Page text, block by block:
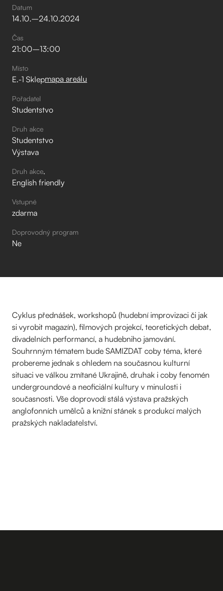
Datum
14.10.–⁠24.10.2024
Čas
21:00–⁠13:00
Místo
E.-1 Sklepmapa areálu
Pořadatel
Studentstvo
Druh akce
Studentstvo
Výstava
Druh akce
English friendly
Vstupné
zdarma
Doprovodný program
Ne
Cyklus přednášek, workshopů (hudební improvizaci či jak
si vyrobit magazín), filmových projekcí, teoretických debat,
divadelních performancí, a hudebniho jamování.
Souhrnným tématem bude SAMIZDAT coby téma, které
probereme jednak s ohledem na současnou kulturní
situaci ve válkou zmítané Ukrajině, druhak i coby fenomén
undergroundové a neoficiální kultury v minulosti i
současnosti. Vše doprovodí stálá výstava pražských
anglofonních umělců a knižní stánek s produkcí malých
pražských nakladatelství.